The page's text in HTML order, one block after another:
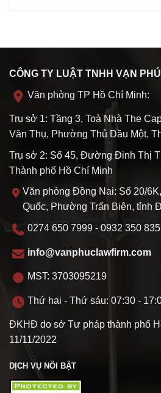
CÔNG TY LUẬT TNHH VẠN
Văn phòng TP Hồ Chí Minh:
Trụ sở 1: Tầng 3, Toà Nhà The
Văn Thụ, Phường Thủ Dầu Một,
Trụ sở 2: Số 45, Đường Đinh Thị
Thành phố Hồ Chí Minh
Văn phòng Đồng Nai: Số 20/
Quốc, Phường Trấn Biên, tỉnh
0274 650 7999 - 0932 350 835
info@vanphuclawfirm.com
MST: 3703095219
Thứ hai - Thứ sáu: 07:30 -
ĐKHĐ do sở Tư pháp thành phố
11/11/2022
DỊCH VỤ NỔI BẬT